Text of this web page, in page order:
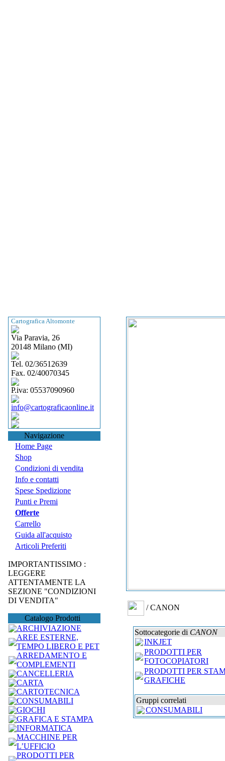
Cartografica Altomonte
Via Paravia, 26
20148 Milano (MI)
Tel. 02/36512639
Fax. 02/40070345
P.iva: 05537090960
info@cartograficaonline.it
Navigazione
Home Page
Shop
Condizioni di vendita
Info e contatti
Spese Spedizione
Punti e Premi
Offerte
Carrello
Guida all'acquisto
Articoli Preferiti
IMPORTANTISSIMO :
LEGGERE
ATTENTAMENTE LA
SEZIONE "CONDIZIONI
DI VENDITA"
Catalogo Prodotti
ARCHIVIAZIONE
AREE ESTERNE,
TEMPO LIBERO E PET
ARREDAMENTO E
COMPLEMENTI
CANCELLERIA
CARTA
CARTOTECNICA
CONSUMABILI
GIOCHI
GRAFICA E STAMPA
INFORMATICA
MACCHINE PER
L’UFFICIO
PRODOTTI PER
/ CANON
Sottocategorie di CANON
INKJET
PRODOTTI PER
FOTOCOPIATORI
PRODOTTI PER
GRAFICHE
Gruppi correlati
CONSUMABILI